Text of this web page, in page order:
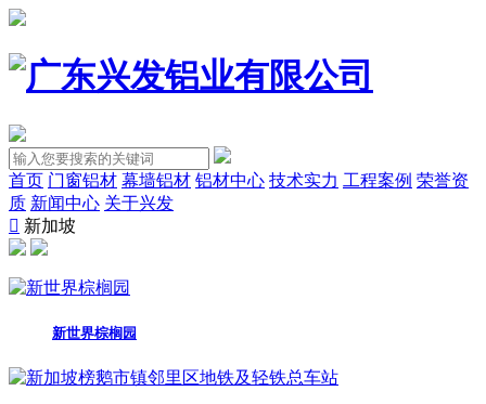
首页 门窗铝材 幕墙铝材 铝材中心 技术实力 工程案例 荣誉资
质 新闻中心 关于兴发
新加坡
新世界棕榈园